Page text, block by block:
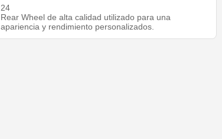
24
Rear Wheel de alta calidad utilizado para una
apariencia y rendimiento personalizados.